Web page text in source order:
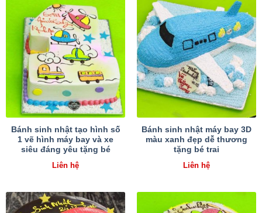
Bánh sinh nhật tạo hình số
1 vẽ hình máy bay và xe
siêu đáng yêu tặng bé
Liên hệ
Bánh sinh nhật máy bay 3D
màu xanh đẹp dễ thương
tặng bé trai
Liên hệ